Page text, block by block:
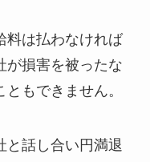
料は払わなければ
が損害を被ったな
もできません。
と話し合い円満退